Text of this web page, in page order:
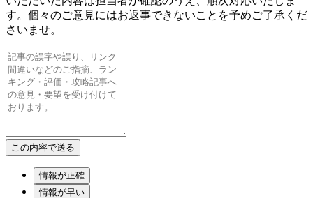
す。個々のご意見にはお返事できないことを予めご了承くだ
さいませ。
情報が正確
情報が早い